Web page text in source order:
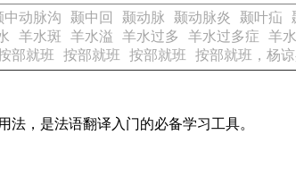
中动脉沟 颞中回 颞动脉 颞动脉炎 颞叶疝
羊水斑 羊水溢 羊水过多 羊水过多症 羊
部就班 按部就班 按部就班 按部就班，杨
，是法语翻译入门的必备学习工具。